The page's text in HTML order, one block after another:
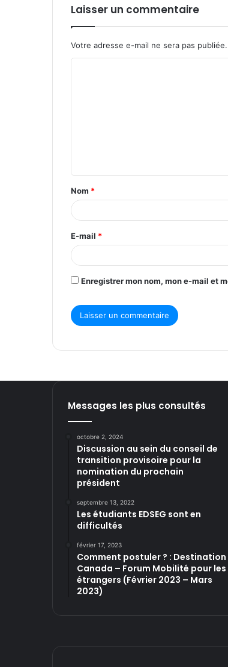
Laisser un commentaire
Votre adresse e-mail ne sera pas publiée.
t
a
e
*
Nom *
E-mail *
Enregistrer mon nom, mon e-mail et
Messages les plus consultés
octobre 2, 2024
Discussion au sein du conseil de
transition provisoire pour la
nomination du prochain
président
septembre 13, 2022
Les étudiants EDSEG sont en
difficultés
février 17, 2023
Comment postuler ? : Destination
Canada – Forum Mobilité pour les
étrangers (Février 2023 – Mars
2023)